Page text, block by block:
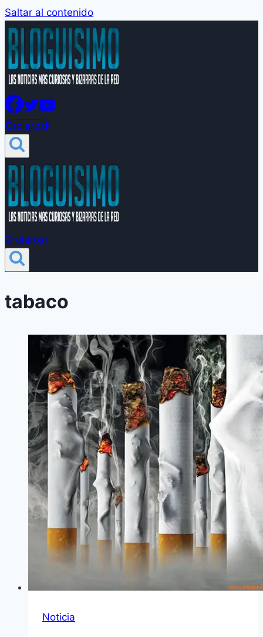
Saltar al contenido
Groleros!
Groleros!
tabaco
Noticia